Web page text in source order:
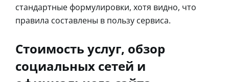
стандартные формулировки, хотя видно, что
правила составлены в пользу сервиса.
Стоимость услуг, обзор
социальных сетей и